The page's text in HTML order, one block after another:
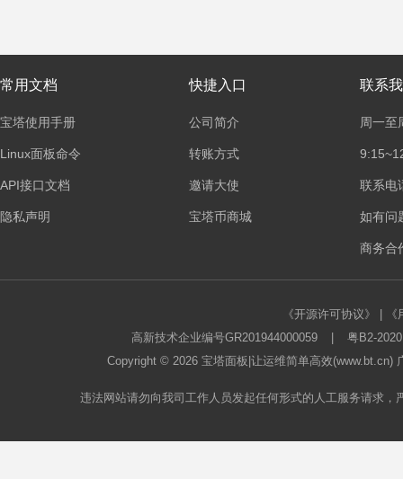
常用文档
宝塔使用手册
Linux面板命令
API接口文档
隐私声明
快捷入口
公司简介
转账方式
邀请大使
宝塔币商城
联系
周一至
联系电
如有问
商务合
《开源许可协议》
高新技术企业编号GR201944000059
粤B2-
Copyright © 2026 宝塔面板 |让运维简单高效
违法网站请勿向我司工作人员发起任何形式的人工服务请求，